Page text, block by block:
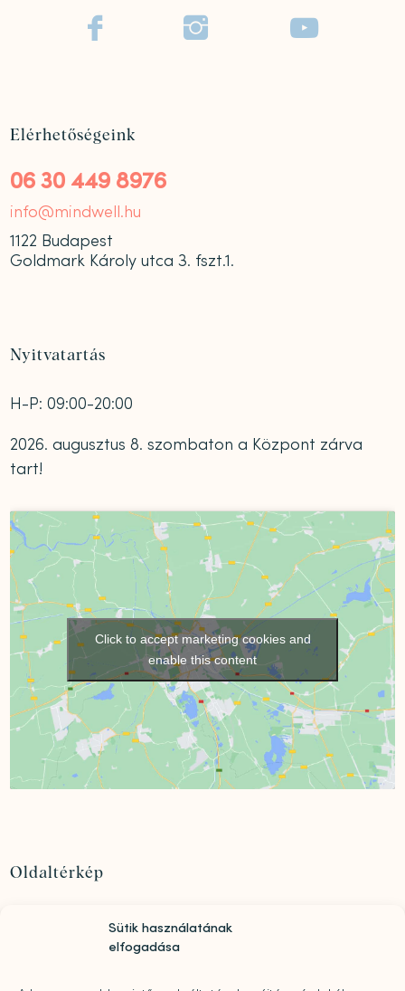
Sütik használatának
elfogadása
  
Elérhetőségeink
06 30 449 8976
info@mindwell.hu
1122 Budapest
Goldmark Károly utca 3. fszt.1.
Nyitvatartás
H-P: 09:00-20:00
2026. augusztus 8. szombaton a Központ zárva
tart!
Click to accept marketing cookies and
enable this content
Oldaltérkép
Szolgáltatások